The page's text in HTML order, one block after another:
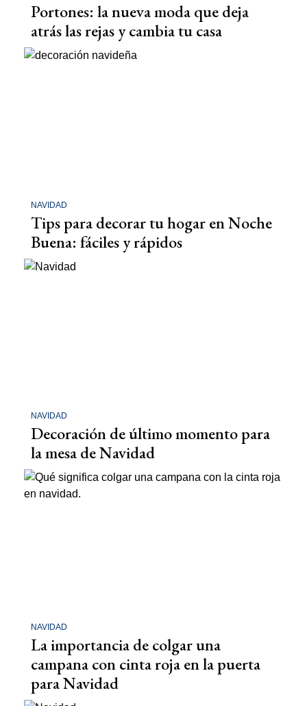
Portones: la nueva moda que deja
atrás las rejas y cambia tu casa
NAVIDAD
Tips para decorar tu hogar en Noche
Buena: fáciles y rápidos
NAVIDAD
Decoración de último momento para
la mesa de Navidad
NAVIDAD
La importancia de colgar una
campana con cinta roja en la puerta
para Navidad